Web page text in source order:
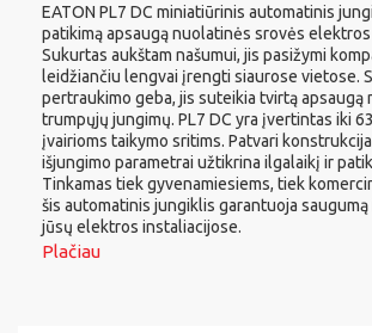
EATON PL7 DC miniatiūrinis automatinis
patikimą apsaugą nuolatinės srovės
Sukurtas aukštam našumui, jis pasižymi
leidžiančiu lengvai įrengti siaurose vietose.
pertraukimo geba, jis suteikia tvirtą apsaugą
trumpųjų jungimų. PL7 DC yra įvertintas iki
įvairioms taikymo sritims. Patvari
išjungimo parametrai užtikrina ilgalaikį ir
Tinkamas tiek gyvenamiesiems, tiek
šis automatinis jungiklis garantuoja
jūsų elektros instaliacijose.
Plačiau